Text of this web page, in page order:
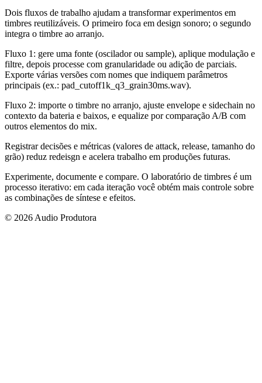
Dois fluxos de trabalho ajudam a transformar experimentos em
timbres reutilizáveis. O primeiro foca em design sonoro; o segundo
integra o timbre ao arranjo.
Fluxo 1: gere uma fonte (oscilador ou sample), aplique modulação e
filtre, depois processe com granularidade ou adição de parciais.
Exporte várias versões com nomes que indiquem parâmetros
principais (ex.: pad_cutoff1k_q3_grain30ms.wav).
Fluxo 2: importe o timbre no arranjo, ajuste envelope e sidechain no
contexto da bateria e baixos, e equalize por comparação A/B com
outros elementos do mix.
Registrar decisões e métricas (valores de attack, release, tamanho do
grão) reduz redeisgn e acelera trabalho em produções futuras.
Experimente, documente e compare. O laboratório de timbres é um
processo iterativo: em cada iteração você obtém mais controle sobre
as combinações de síntese e efeitos.
© 2026 Audio Produtora